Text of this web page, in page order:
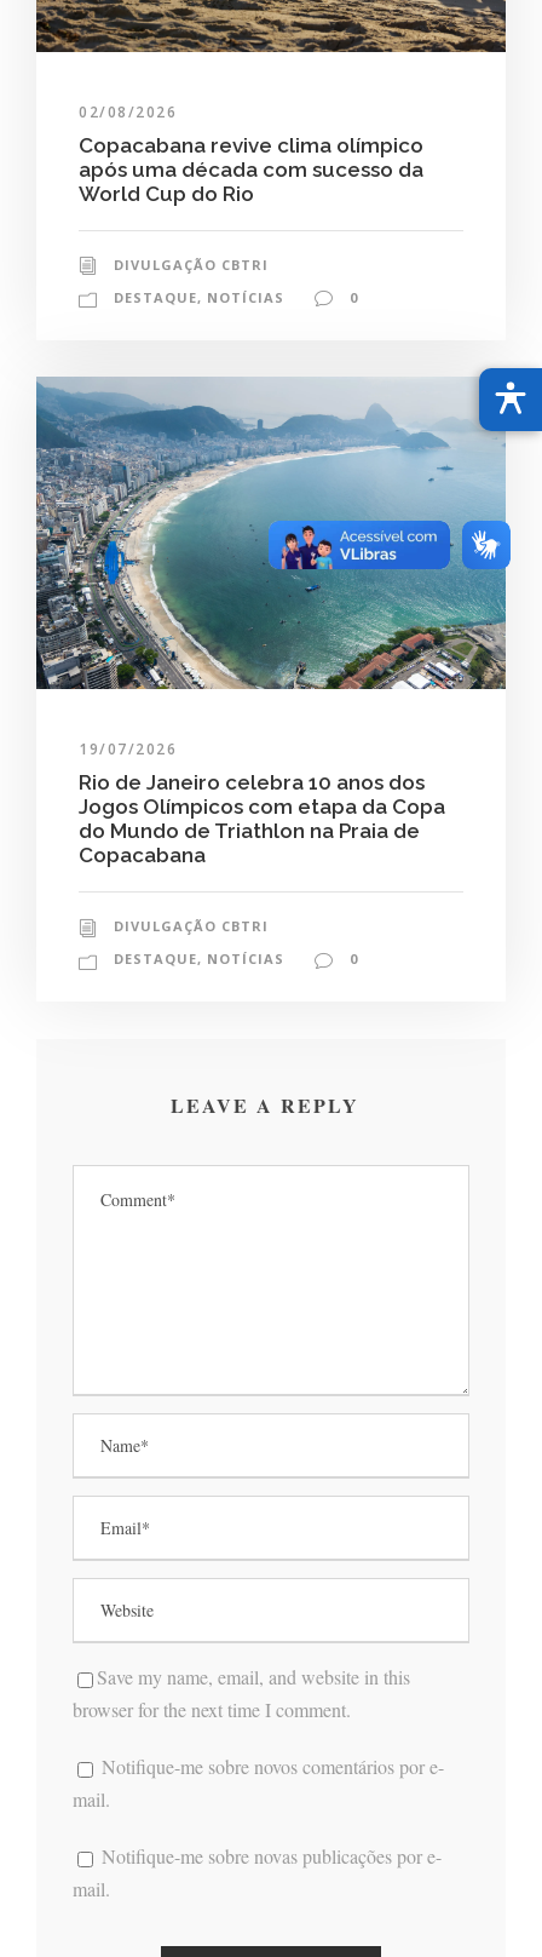
02/08/2026
Copacabana revive clima olímpico
após uma década com sucesso da
World Cup do Rio
DIVULGAÇÃO CBTRI
DESTAQUE, NOTÍCIAS 0
19/07/2026
Rio de Janeiro celebra 10 anos dos
Jogos Olímpicos com etapa da Copa
do Mundo de Triathlon na Praia de
Copacabana
DIVULGAÇÃO CBTRI
DESTAQUE, NOTÍCIAS 0
LEAVE A REPLY
Save my name, email, and website in this
browser for the next time I comment.
Notifique-me sobre novos comentários por e-
mail.
Notifique-me sobre novas publicações por e-
mail.